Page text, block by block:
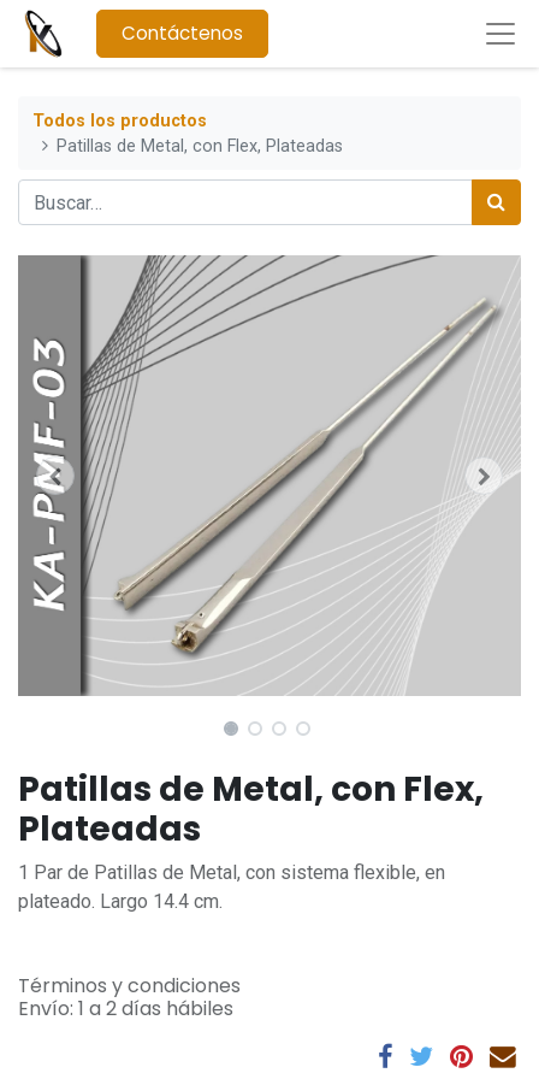
Contáctenos
Todos los productos
Patillas de Metal, con Flex, Plateadas
Patillas de Metal, con Flex,
Plateadas
1 Par de Patillas de Metal, con sistema flexible, en
plateado. Largo 14.4 cm.
Términos y condiciones
Envío: 1 a 2 días hábiles